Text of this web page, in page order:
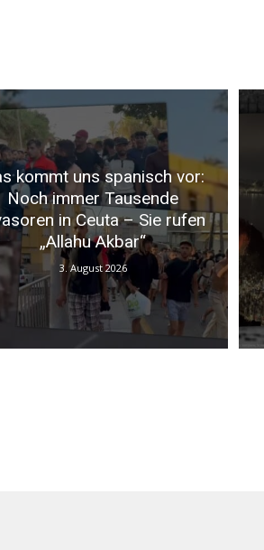
kommt uns spanisch vor:
Noch immer Tausende
in Ceuta – Sie rufen
„Allahu Akbar“
3. August 2026